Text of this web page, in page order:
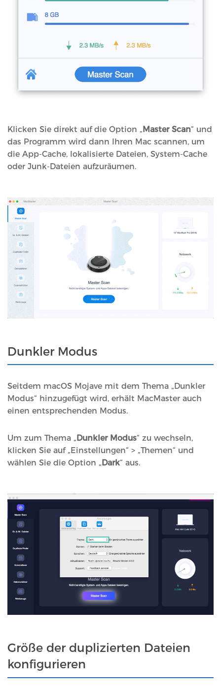
Klicken Sie direkt auf die Option „Master Scan“ und
das Programm wird dann Ihren Mac scannen, um
die App-Cache, lokalisierte Dateien, System-Cache
oder Junk-Dateien aufzuräumen.
Dunkler Modus
Seitdem macOS Mojave mit dem Thema „Dunkler
Modus“ hinzugefügt wird, erhält MacMaster auch
einen entsprechenden Modus.
Um zum Thema „Dunkler Modus“ zu wechseln,
klicken Sie auf „Einstellungen“ > „Themen“ und
wählen Sie die Option „Dark“ aus.
Größe der duplizierten Dateien
konfigurieren